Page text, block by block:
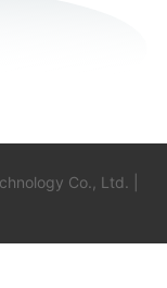
Co., Ltd. |